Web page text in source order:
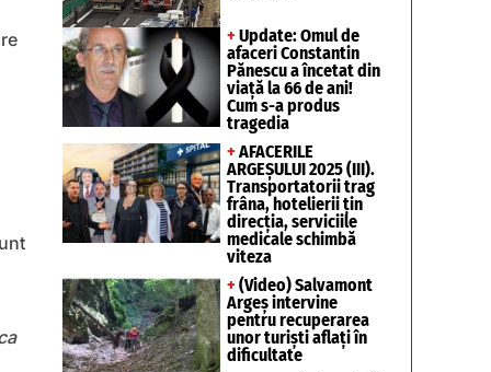
+ Update: Omul de
afaceri Constantin
Pănescu a încetat din
viață la 66 de ani!
Cum s-a produs
tragedia
+ AFACERILE
ARGEȘULUI 2025 (III).
Transportatorii trag
frâna, hotelierii țin
direcția, serviciile
medicale schimbă
viteza
+ (Video) Salvamont
Argeș intervine
pentru recuperarea
unor turişti aflaţi în
dificultate